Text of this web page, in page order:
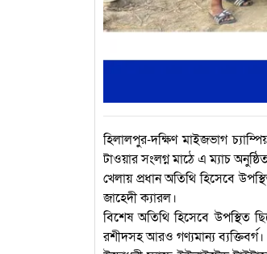
হিলালপুর-দক্ষিণ মাইজভাগ
টাওয়ার সংলগ্ন মাঠে এ ম্যাচ
খেলায় প্রধান অতিথি হিসেবে
জাহেদী ক্যারল।
বিশেষ অতিথি হিসেবে উপস্থিত
রশীদসহ আরও গণ্যমান্য ব্যক্তিবর্গ।